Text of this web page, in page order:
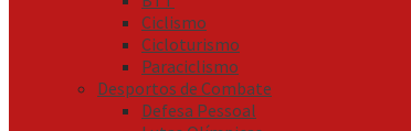
Ciclismo
Cicloturismo
Paraciclismo
Desportos de Combate
Defesa Pessoal